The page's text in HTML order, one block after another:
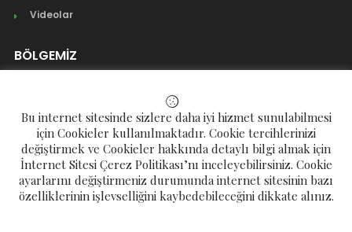
Videolar
BÖLGEMİZ
Köyler
Yaylalar
Bu internet sitesinde sizlere daha iyi hizmet sunulabilmesi
için Cookieler kullanılmaktadır. Cookie tercihlerinizi
değiştirmek ve Cookieler hakkında detaylı bilgi almak için
İnternet Sitesi Çerez Politikası’nı inceleyebilirsiniz. Cookie
ayarlarını değiştirmeniz durumunda internet sitesinin bazı
özelliklerinin işlevselliğini kaybedebileceğini dikkate alınız.